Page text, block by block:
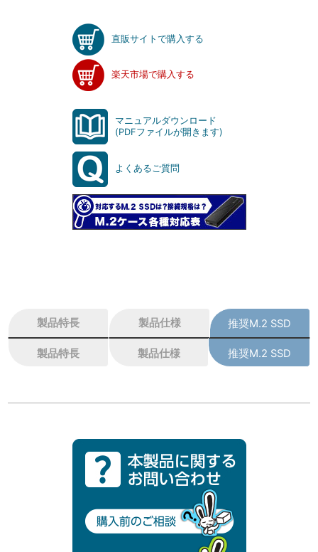
直販サイトで購入する
楽天市場で購入する
マニュアルダウンロード
(PDFファイルが開きます)
よくあるご質問
製品特長 製品仕様 推奨M.2 SSD
製品特長 製品仕様 推奨M.2 SSD